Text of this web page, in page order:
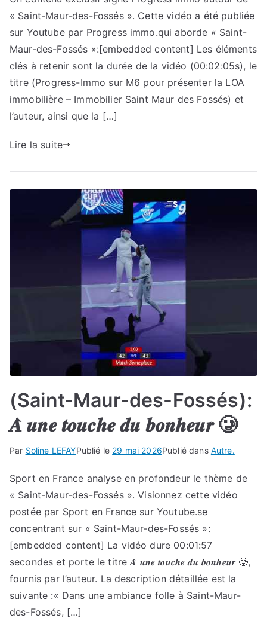
« Saint-Maur-des-Fossés ». Cette vidéo a été publiée
sur Youtube par Progress immo.qui aborde « Saint-
Maur-des-Fossés »:[embedded content] Les éléments
clés à retenir sont la durée de la vidéo (00:02:05s), le
titre (Progress-Immo sur M6 pour présenter la LOA
immobilière – Immobilier Saint Maur des Fossés) et
l’auteur, ainsi que la […]
Lire la suite
(Saint-Maur-des-Fossés):
𝑨̀ 𝒖𝒏𝒆 𝒕𝒐𝒖𝒄𝒉𝒆 𝒅𝒖 𝒃𝒐𝒏𝒉𝒆𝒖𝒓 🥲
Par Soline LEFAYPublié le 29 mai 2026Publié dans Autre.
Sport en France analyse en profondeur le thème de
« Saint-Maur-des-Fossés ». Visionnez cette vidéo
postée par Sport en France sur Youtube.se
concentrant sur « Saint-Maur-des-Fossés »:
[embedded content] La vidéo dure 00:01:57
secondes et porte le titre 𝑨̀ 𝒖𝒏𝒆 𝒕𝒐𝒖𝒄𝒉𝒆 𝒅𝒖 𝒃𝒐𝒏𝒉𝒆𝒖𝒓 🥲,
fournis par l’auteur. La description détaillée est la
suivante :« Dans une ambiance folle à Saint-Maur-
des-Fossés, […]